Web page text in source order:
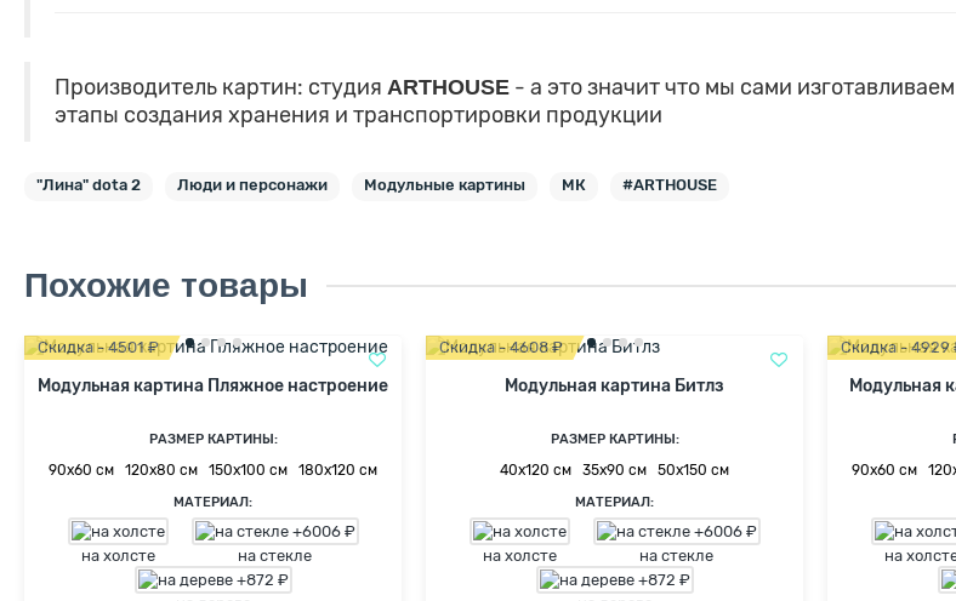
Производитель картин: студия ARTHOUSE - а это значит что мы сами
этапы создания хранения и транспортировки продукции
"Лина" dota 2 Люди и персонажи Модульные картины МК #ARTHOUSE
Похожие товары
Скидка - 4501 ₽
Модульная картина Пляжное настроение
РАЗМЕР КАРТИНЫ:
90х60 см
120х80 см 150х100 см
180х120 см
МАТЕРИАЛ:
на холсте на стекле
Скидка - 4608 ₽
Модульная картина Битлз
РАЗМЕР КАРТИНЫ:
40х120 см
35х90 см
50х150 см
МАТЕРИАЛ:
на холсте на стекле
Скидка - 4929
Модульная
90х60 см
на